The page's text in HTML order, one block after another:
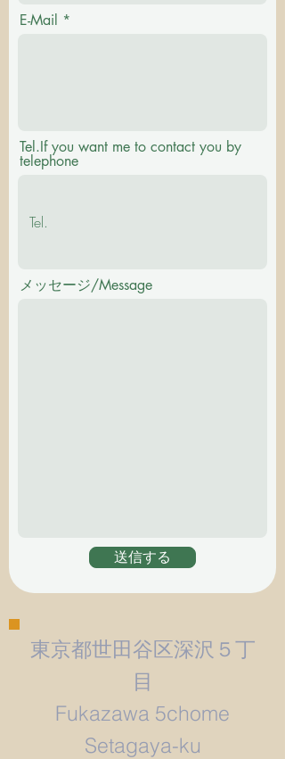
E-Mail
Tel.If you want me to contact you by
telephone
メッセージ/Message
送信する
東京都世田谷区深沢５丁
目
Fukazawa 5chome
Setagaya-ku